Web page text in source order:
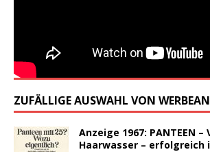
ZUFÄLLIGE AUSWAHL VON
Anzeige 1967: PANTEEN –
Haarwasser – erfolgreich